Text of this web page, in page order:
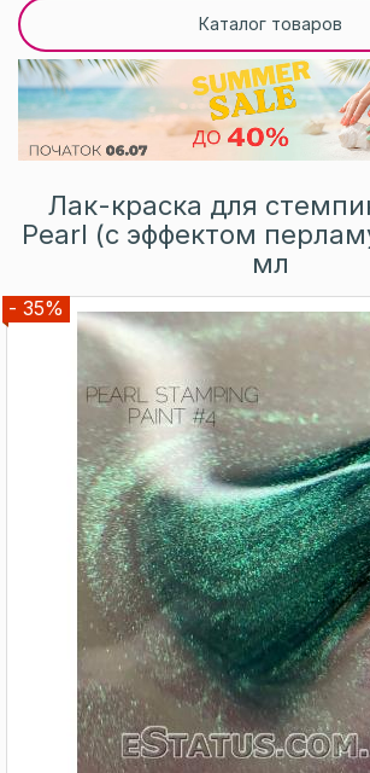
Каталог товаров
Лак-краска для
Pearl (с эффектом
мл
- 35%